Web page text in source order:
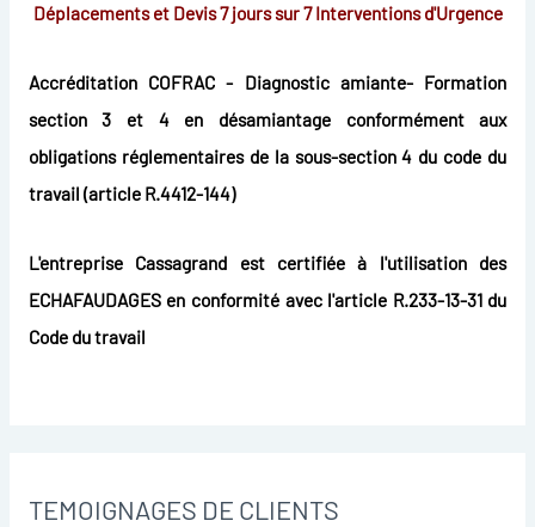
Déplacements et Devis 7 jours sur 7 Interventions d'Urgence
Accréditation COFRAC - Diagnostic amiante- Formation
section 3 et 4 en désamiantage conformément aux
obligations réglementaires de la sous-section 4 du code du
travail (article R.4412-144)
L'entreprise Cassagrand est certifiée à l'utilisation des
ECHAFAUDAGES en conformité avec l'article R.233-13-31 du
Code du travail
TEMOIGNAGES DE CLIENTS